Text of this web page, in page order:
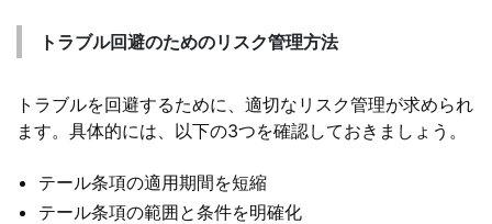
トラブル回避のためのリスク管理方法
トラブルを回避するために、適切なリスク管理が求められ
ます。具体的には、以下の3つを確認しておきましょう。
テール条項の適用期間を短縮
テール条項の範囲と条件を明確化